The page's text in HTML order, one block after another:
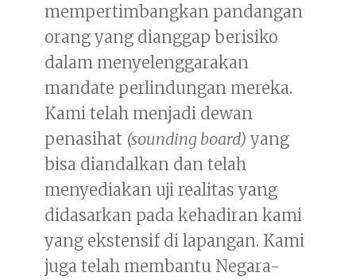
mempertimbangkan pandangan
orang yang dianggap berisiko
dalam menyelenggarakan
mandate perlindungan mereka.
Kami telah menjadi dewan
penasihat (sounding board) yang
bisa diandalkan dan telah
menyediakan uji realitas yang
didasarkan pada kehadiran kami
yang ekstensif di lapangan. Kami
juga telah membantu Negara-